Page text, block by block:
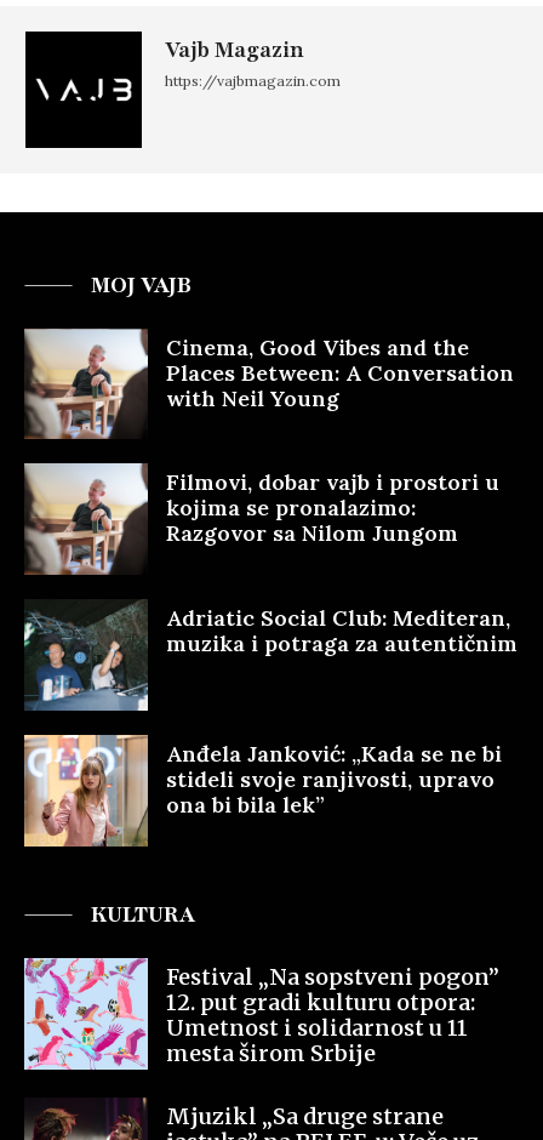
Vajb Magazin
https://vajbmagazin.com
MOJ VAJB
Cinema, Good Vibes and the
Places Between: A Conversation
with Neil Young
Filmovi, dobar vajb i prostori u
kojima se pronalazimo:
Razgovor sa Nilom Jungom
Adriatic Social Club: Mediteran,
muzika i potraga za autentičnim
Anđela Janković: „Kada se ne bi
stideli svoje ranjivosti, upravo
ona bi bila lek”
KULTURA
Festival „Na sopstveni pogon”
12. put gradi kulturu otpora:
Umetnost i solidarnost u 11
mesta širom Srbije
Mjuzikl „Sa druge strane